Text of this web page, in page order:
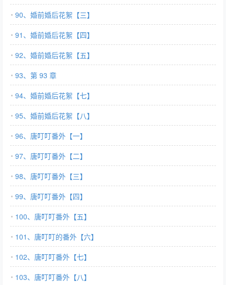
90、婚前婚后花絮【三】
91、婚前婚后花絮【四】
92、婚前婚后花絮【五】
93、第 93 章
94、婚前婚后花絮【七】
95、婚前婚后花絮【八】
96、唐叮叮番外【一】
97、唐叮叮番外【二】
98、唐叮叮番外【三】
99、唐叮叮番外【四】
100、唐叮叮番外【五】
101、唐叮叮的番外【六】
102、唐叮叮番外【七】
103、唐叮叮番外【八】